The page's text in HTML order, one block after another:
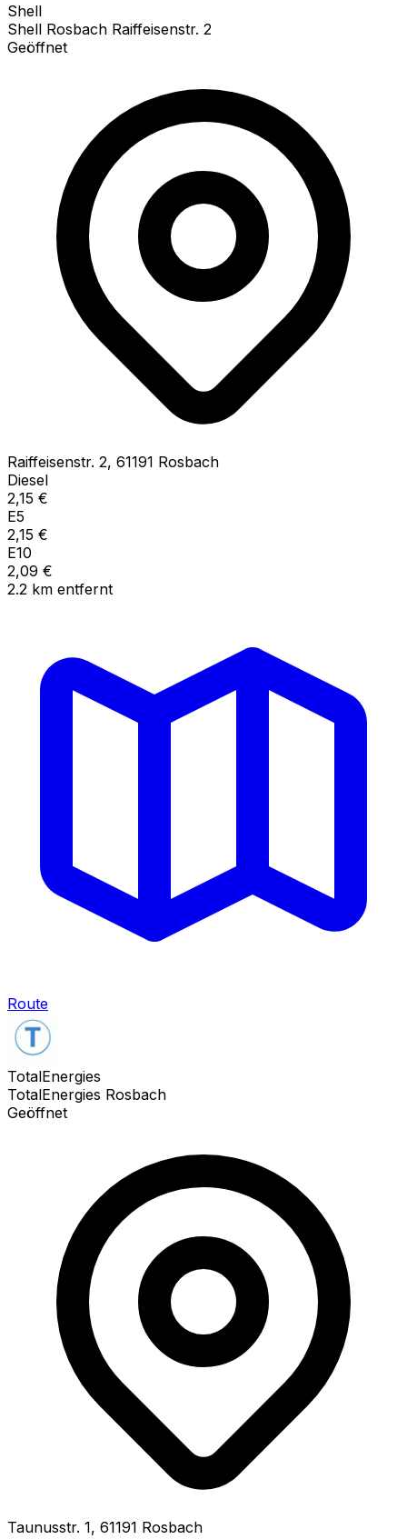
Shell
Shell Rosbach Raiffeisenstr. 2
Geöffnet
Raiffeisenstr. 2, 61191 Rosbach
Diesel
2,15 €
E5
2,15 €
E10
2,09 €
2.2 km entfernt
Route
TotalEnergies
TotalEnergies Rosbach
Geöffnet
Taunusstr. 1, 61191 Rosbach